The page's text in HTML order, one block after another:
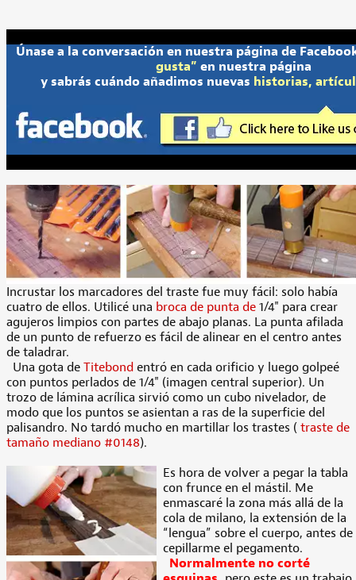
Únase a la conversación en nuestra página de
gusta” en nuestra página
y sabrás cuándo añadimos nuevas historias,
Incrustar los marcadores del traste fue muy fácil: solo había
cuatro de ellos. Utilicé una broca de punta de 1/4" para crear
agujeros limpios con partes de abajo planas. La punta afilada
de un punto de refuerzo es fácil de alinear en el centro antes
de taladrar.
Una gota de Titebondentró en cada orificio y luego golpeé
con puntos perlados de 1/4" (imagen central superior). Un
trozo de lámina acrílica sirvió como un cubo nivelador, de
modo que los puntos se asientan a ras de la superficie del
palisandro. No tardó mucho en martillar los trastes ( traste de
tamaño mediano #0148).
Es hora de volver a pegar la tabla
con frunce en el mástil. Me
enmascaré la zona más allá de la
cola de milano, la extensión de la
“lengua” sobre el cuerpo, antes de
cepillarme el pegamento.
Normalmente no corté